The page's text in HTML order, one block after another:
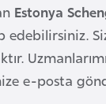
Estonya
edebilirsiniz.
e-posta